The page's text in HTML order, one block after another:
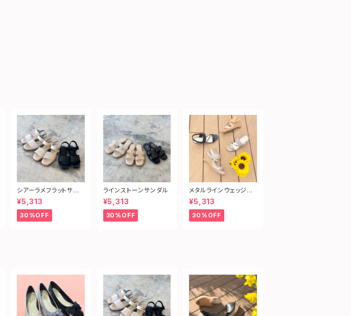
シアーラメフラットサン
ダル
¥5,313
30%OFF
ラインストーンサンダル
¥5,313
30%OFF
メタルラインウェッジサ
ンダル
¥5,313
30%OFF